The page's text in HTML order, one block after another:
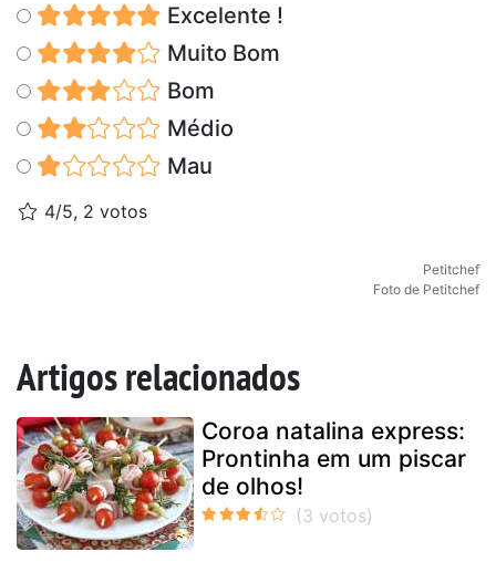
Excelente !
Muito Bom
Bom
Médio
Mau
4/5, 2 votos
Petitchef
Foto de Petitchef
Artigos relacionados
Coroa natalina express:
Prontinha em um piscar
de olhos!